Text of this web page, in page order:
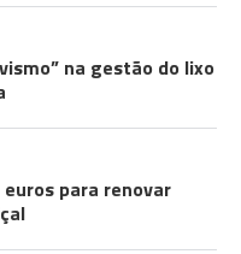
na gestão do lixo
para renovar